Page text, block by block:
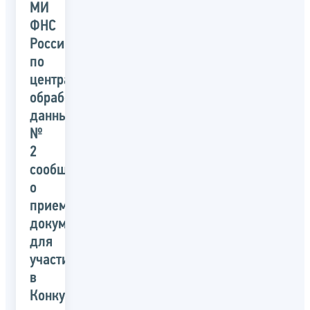
МИ
ФНС
России
по
централизованной
обработке
данных
№
2
сообщает
о
приеме
документов
для
участия
в
Конкурсе